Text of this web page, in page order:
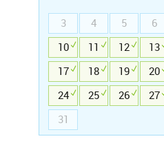
3
4 5 6
10
11 12 13
17
18 19 20
24
25 26 27
31